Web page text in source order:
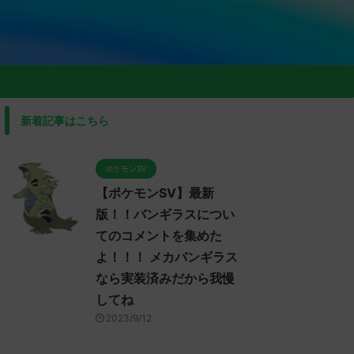
新着記事はこちら
ポケモンSV
【ポケモンSV】最新
版！！バンギラスについ
てのコメントを集めた
よ！！！ メカバンギラス
なら実装済みだから我慢
してね
2023/9/12